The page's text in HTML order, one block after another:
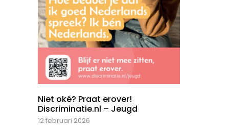
Niet oké? Praat erover!
Discriminatie.nl – Jeugd
12 februari 2026